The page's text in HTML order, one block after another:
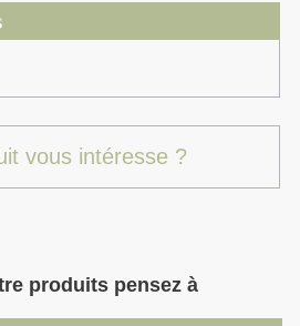
vous intéresse ?
produits pensez à